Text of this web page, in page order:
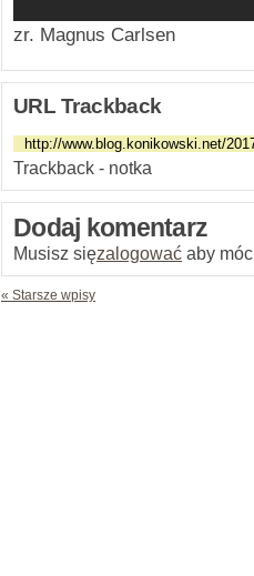
zr. Magnus Carlsen
URL Trackback
Trackback - notka
Dodaj komentarz
Musisz sięzalogować aby
« Starsze wpisy